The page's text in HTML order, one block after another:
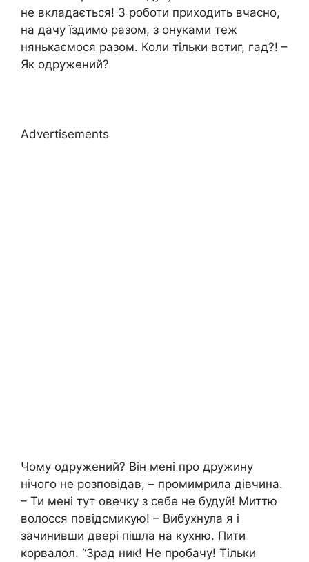
не вкладається! З роботи приходить вчасно,
на дачу їздимо разом, з онуками теж
нянькаємося разом. Коли тільки встиг, гад?! –
Як одружений?
Advertisements
Чому одружений? Він мені про дружину
нічого не розповідав, – промимрила дівчина.
– Ти мені тут овечку з себе не будуй! Миттю
волосся повідсмикую! – Вибухнула я і
зачинивши двері пішла на кухню. Пити
корвалол. “Зрад ник! Не пробачу! Тільки